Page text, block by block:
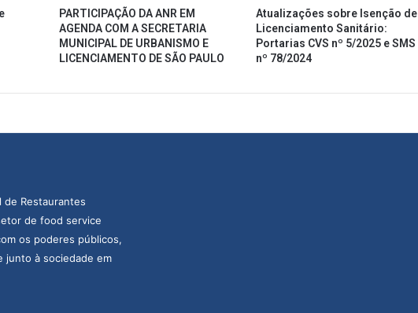
PARTICIPAÇÃO DA ANR EM
AGENDA COM A SECRETARIA
MUNICIPAL DE URBANISMO E
LICENCIAMENTO DE SÃO PAULO
Atualizações sobre Isenção de
Licenciamento Sanitário:
Portarias CVS nº 5/2025 e SMS
nº 78/2024
de Restaurantes
de food service
os poderes públicos,
junto à sociedade em